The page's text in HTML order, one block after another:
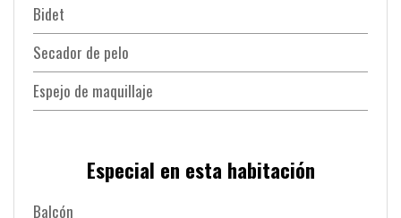
Bidet
Secador de pelo
Espejo de maquillaje
Especial en esta habitación
Balcón